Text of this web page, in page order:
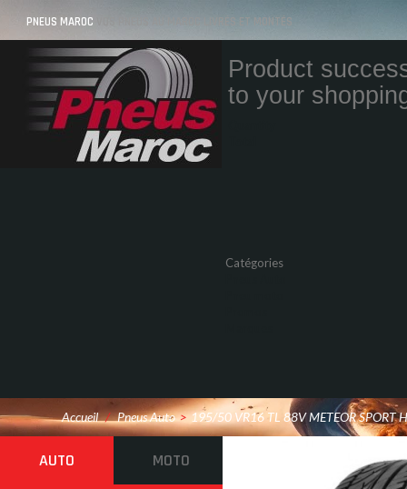
PNEUS MAROC VOS PNEUS AU MAROC LIVRÉS ET MONTÉS
Product
to your
Catégories
Accueil / Pneus Auto > 195/50 VR16 TL 88V METEOR SPORT
AUTO MOTO